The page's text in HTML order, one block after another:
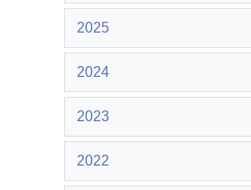
2025
2024
2023
2022